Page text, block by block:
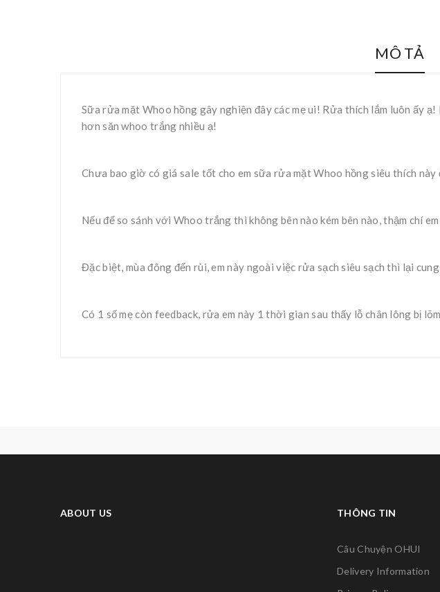
MÔ TẢ
Sữa rửa mặt Whoo hồng gây nghiện đây các mẹ ui! Rửa thích lắm luôn ấy
hơn săn whoo trắng nhiều ạ!
Chưa bao giờ có giá sale tốt cho em sữa rửa mặt Whoo hồng siêu thích này
Nếu để so sánh với Whoo trắng thì không bên nào kém bên nào, thậm chí
Đặc biệt, mùa đông đến rùi, em này ngoài việc rửa sạch siêu sạch thì lại
Có 1 số mẹ còn feedback, rửa em này 1 thời gian sau thấy lỗ chân lông bị
ABOUT US THÔNG TIN
Câu Chuyện OHUI
Delivery Information